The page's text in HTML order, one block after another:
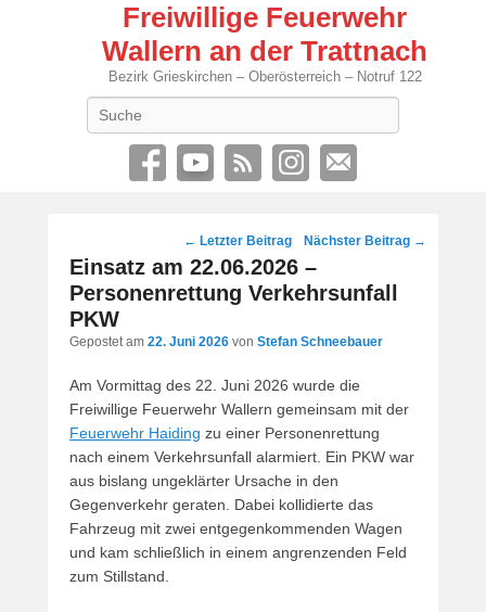
Freiwillige Feuerwehr
Wallern an der Trattnach
Bezirk Grieskirchen – Oberösterreich – Notruf 122
Post
navigation
← Letzter Beitrag Nächster Beitrag →
Einsatz am 22.06.2026 –
Personenrettung Verkehrsunfall
PKW
Gepostet am 22. Juni 2026 von Stefan Schneebauer
Am Vormittag des 22. Juni 2026 wurde die
Freiwillige Feuerwehr Wallern gemeinsam mit der
Feuerwehr Haiding zu einer Personenrettung
nach einem Verkehrsunfall alarmiert. Ein PKW war
aus bislang ungeklärter Ursache in den
Gegenverkehr geraten. Dabei kollidierte das
Fahrzeug mit zwei entgegenkommenden Wagen
und kam schließlich in einem angrenzenden Feld
zum Stillstand.